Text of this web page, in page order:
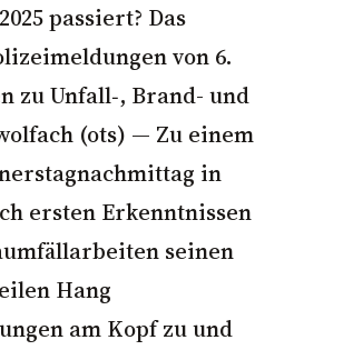
passiert? Das
von 6.
zu Unfall‑, Brand- und
(ots) — Zu einem
in
ersten Erkenntnissen
seinen
Hang
am Kopf zu und